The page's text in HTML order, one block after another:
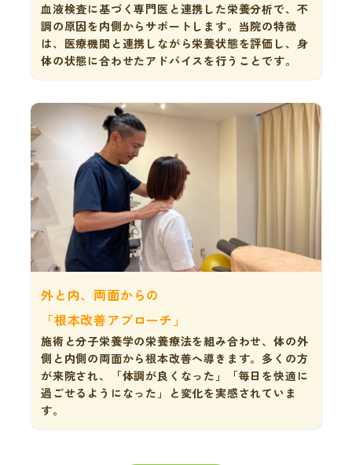
血液検査に基づく専門医と連携した栄養分析で、不
調の原因を内側からサポートします。当院の特徴
は、医療機関と連携しながら栄養状態を評価し、身
体の状態に合わせたアドバイスを行うことです。
外と内、両面からの
「根本改善アプローチ」
施術と分子栄養学の栄養療法を組み合わせ、体の外
側と内側の両面から根本改善へ導きます。多くの方
が来院され、「体調が良くなった」「毎日を快適に
過ごせるようになった」と変化を実感されていま
す。